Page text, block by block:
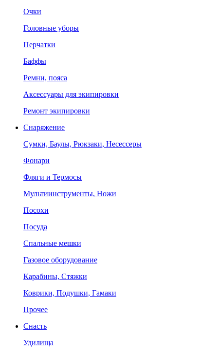
Очки
Головные уборы
Перчатки
Баффы
Ремни, пояса
Аксессуары для экипировки
Ремонт экипировки
Снаряжение
Сумки, Баулы, Рюкзаки, Несессеры
Фонари
Фляги и Термосы
Мультиинструменты, Ножи
Посохи
Посуда
Спальные мешки
Газовое оборудование
Карабины, Стяжки
Коврики, Подушки, Гамаки
Прочее
Снасть
Удилища